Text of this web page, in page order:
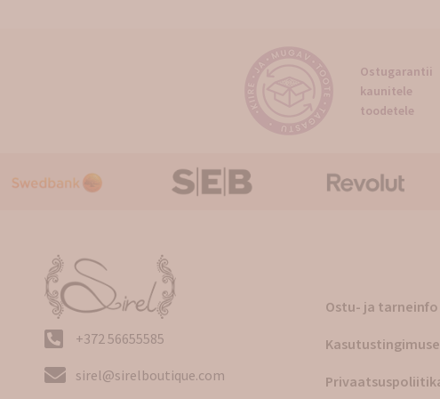
Ostugarantii
kaunitele
toodetele
+372 56655585
sirel@sirelboutique.com
Ostu- ja tarneinfo